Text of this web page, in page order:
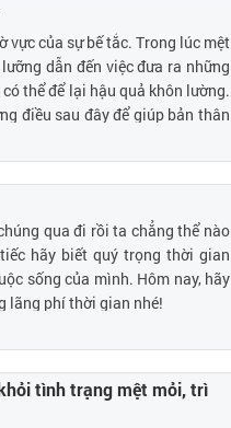
vực của sự bế tắc. Trong lúc mệt
dẫn đến việc đưa ra những
thể để lại hậu quả khôn lường.
điều sau đây để giúp bản thân
qua đi rồi ta chẳng thể nào
hãy biết quý trọng thời gian
sống của mình. Hôm nay, hãy
lãng phí thời gian nhé!
tình trạng mệt mỏi, trì